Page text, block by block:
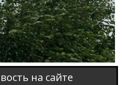
на сайте